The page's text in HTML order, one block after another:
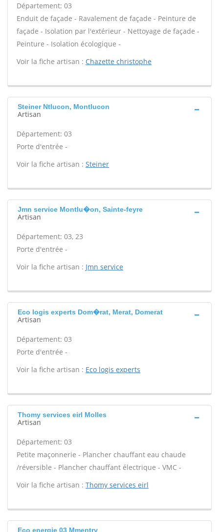
Département: 03
Enduit de façade - Ravalement de façade - Peinture de
façade - Isolation par l'extérieur - Nettoyage de façade -
Peinture - Isolation écologique -
Voir la fiche artisan : Chazette christophe
Steiner Ntlucon, Montlucon
Artisan
Département: 03
Porte d'entrée -
Voir la fiche artisan : Steiner
Jmn service Montlu�on, Sainte-feyre
Artisan
Département: 03, 23
Porte d'entrée -
Voir la fiche artisan : Jmn service
Eco logis experts Dom�rat, Merat, Domerat
Artisan
Département: 03
Porte d'entrée -
Voir la fiche artisan : Eco logis experts
Thomy services eirl Molles
Artisan
Département: 03
Petite maçonnerie - Plancher chauffant eau chaude
/réversible - Plancher chauffant électrique - VMC -
Voir la fiche artisan : Thomy services eirl
Eco energie 03 Mmentry